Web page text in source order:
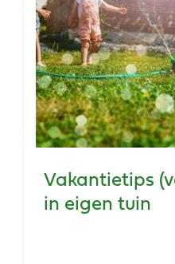
Vakantietips
in eigen tuin